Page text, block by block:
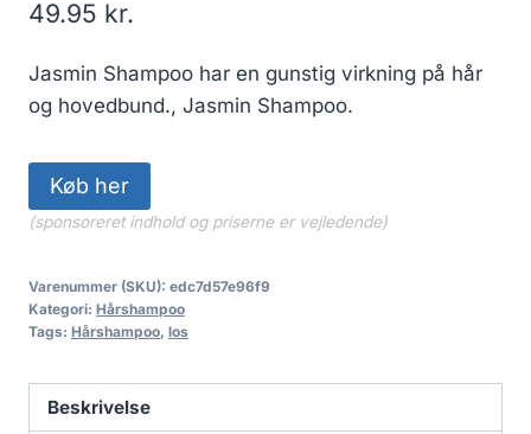
49.95 kr.
Jasmin Shampoo har en gunstig virkning på hår
og hovedbund., Jasmin Shampoo.
Køb her
(sponsoreret indhold og priserne er vejledende)
Varenummer (SKU): edc7d57e96f9
Kategori: Hårshampoo
Tags: Hårshampoo, los
Beskrivelse